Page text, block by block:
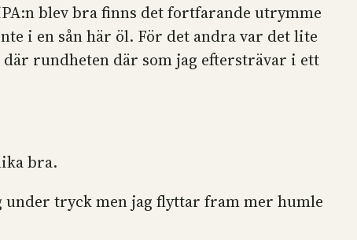
blev bra finns det fortfarande utrymme
i en sån här öl. För det andra var det lite
rundheten där som jag eftersträvar i ett
bra.
under tryck men jag flyttar fram mer humle